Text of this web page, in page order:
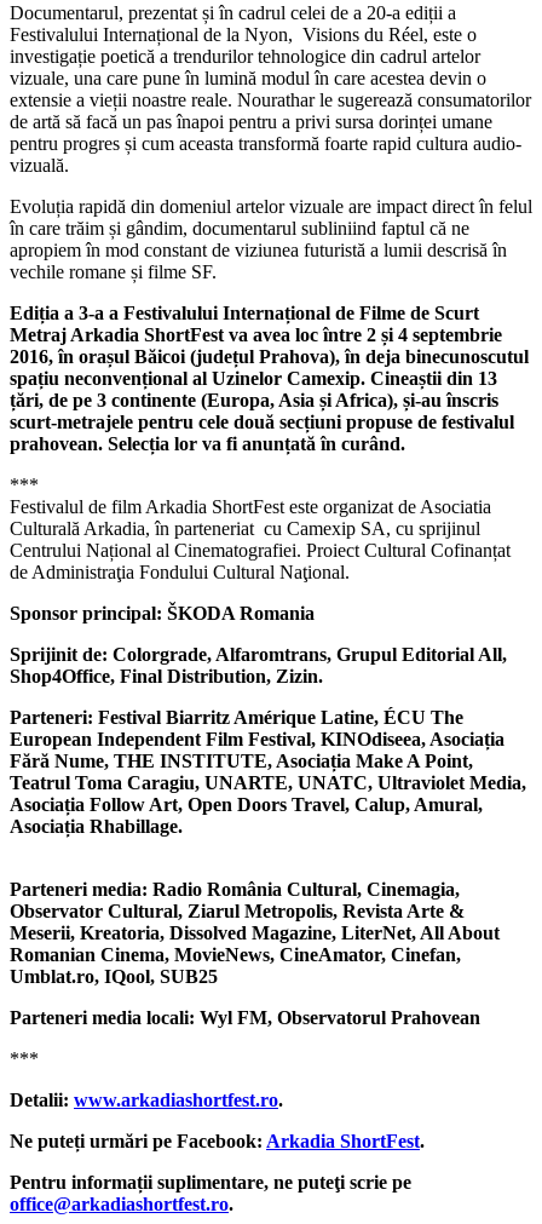
Documentarul, prezentat și în cadrul celei de a 20-a ediții a
Festivalului Internațional de la Nyon, Visions du Réel, este o
investigație poetică a trendurilor tehnologice din cadrul artelor
vizuale, una care pune în lumină modul în care acestea devin o
extensie a vieții noastre reale. Nourathar le sugerează consumatorilor
de artă să facă un pas înapoi pentru a privi sursa dorinței umane
pentru progres și cum aceasta transformă foarte rapid cultura audio-
vizuală.
Evoluția rapidă din domeniul artelor vizuale are impact direct în felul
în care trăim și gândim, documentarul subliniind faptul că ne
apropiem în mod constant de viziunea futuristă a lumii descrisă în
vechile romane și filme SF.
Ediția a 3-a a Festivalului Internațional de Filme de Scurt
Metraj Arkadia ShortFest va avea loc între 2 și 4 septembrie
2016, în orașul Băicoi (județul Prahova), în deja binecunoscutul
spațiu neconvențional al Uzinelor Camexip. Cineaștii din 13
țări, de pe 3 continente (Europa, Asia și Africa), și-au înscris
scurt-metrajele pentru cele două secțiuni propuse de festivalul
prahovean. Selecția lor va fi anunțată în curând.
***
Festivalul de film Arkadia ShortFest este organizat de Asociatia
Culturală Arkadia, în parteneriat cu Camexip SA, cu sprijinul
Centrului Național al Cinematografiei. Proiect Cultural Cofinanțat
de Administraţia Fondului Cultural Naţional.
Sponsor principal: ŠKODA Romania
Sprijinit de: Colorgrade, Alfaromtrans, Grupul Editorial All,
Shop4Office, Final Distribution, Zizin.
Parteneri: Festival Biarritz Amérique Latine, ÉCU The
European Independent Film Festival, KINOdiseea, Asociația
Fără Nume, THE INSTITUTE, Asociația Make A Point,
Teatrul Toma Caragiu, UNARTE, UNATC, Ultraviolet Media,
Asociația Follow Art, Open Doors Travel, Calup, Amural,
Asociația Rhabillage.
Parteneri media: Radio România Cultural, Cinemagia,
Observator Cultural, Ziarul Metropolis, Revista Arte &
Meserii, Kreatoria, Dissolved Magazine, LiterNet, All About
Romanian Cinema, MovieNews, CineAmator, Cinefan,
Umblat.ro, IQool, SUB25
Parteneri media locali: Wyl FM, Observatorul Prahovean
***
Detalii: www.arkadiashortfest.ro.
Ne puteți urmări pe Facebook: Arkadia ShortFest.
Pentru informații suplimentare, ne puteţi scrie pe
office@arkadiashortfest.ro.